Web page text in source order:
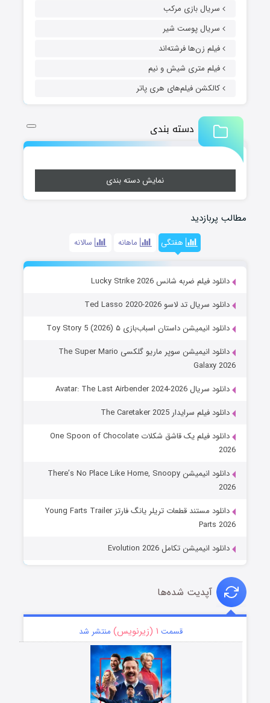
سریال بازی مرکب
سریال پوست شیر
فیلم زن‌ها فرشته‌اند
فیلم متری شیش و نیم
کالکشن فیلم‌های هری پاتر
دسته بندی
نمایش دسته بندی
مطالب پربازدید
هفتگی ماهانه سالانه
دانلود فیلم ضربه شانس Lucky Strike 2026
دانلود سریال تد لاسو Ted Lasso 2020-2026
دانلود انیمیشن داستان اسباب‌بازی ۵ Toy Story 5 (2026)
دانلود انیمیشن سوپر ماریو گلکسی The Super Mario
Galaxy 2026
دانلود سریال Avatar: The Last Airbender 2024-2026
دانلود فیلم سرایدار The Caretaker 2025
دانلود فیلم یک قاشق شکلات One Spoon of Chocolate
2026
دانلود انیمیشن There’s No Place Like Home, Snoopy
2026
دانلود مستند قطعات تریلر یانگ فارتز Young Farts Trailer
Parts 2026
دانلود انیمیشن تکامل Evolution 2026
آپدیت شده‌ها
قسمت ۱ (زیرنویس) منتشر شد